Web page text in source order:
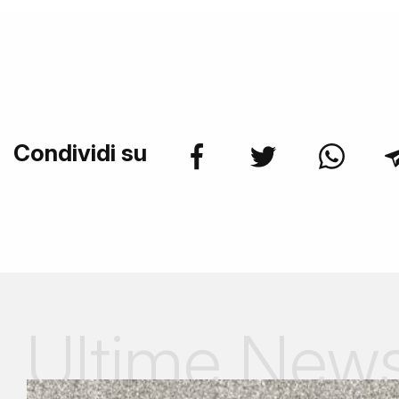
Condividi su
Ultime